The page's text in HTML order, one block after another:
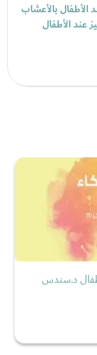
الأطفال بالأعشاب
عند الأطفال
د.سندس